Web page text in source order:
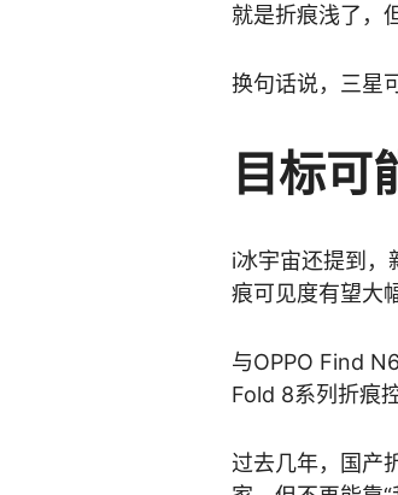
就是折痕浅了，
换句话说，三星
目标可
i冰宇宙还提到，
痕可见度有望大
与OPPO Find
Fold 8系列折痕
过去几年，国产